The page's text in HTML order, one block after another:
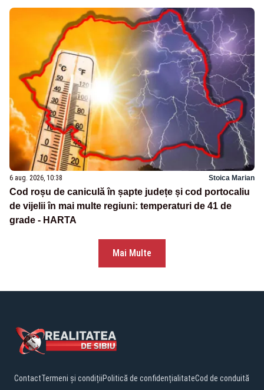
6 aug. 2026, 10:38 Stoica Marian
Cod roșu de caniculă în șapte județe și cod portocaliu
de vijelii în mai multe regiuni: temperaturi de 41 de
grade - HARTA
Mai Multe
ContactTermeni și condițiiPolitică de confidențialitateCod de conduită